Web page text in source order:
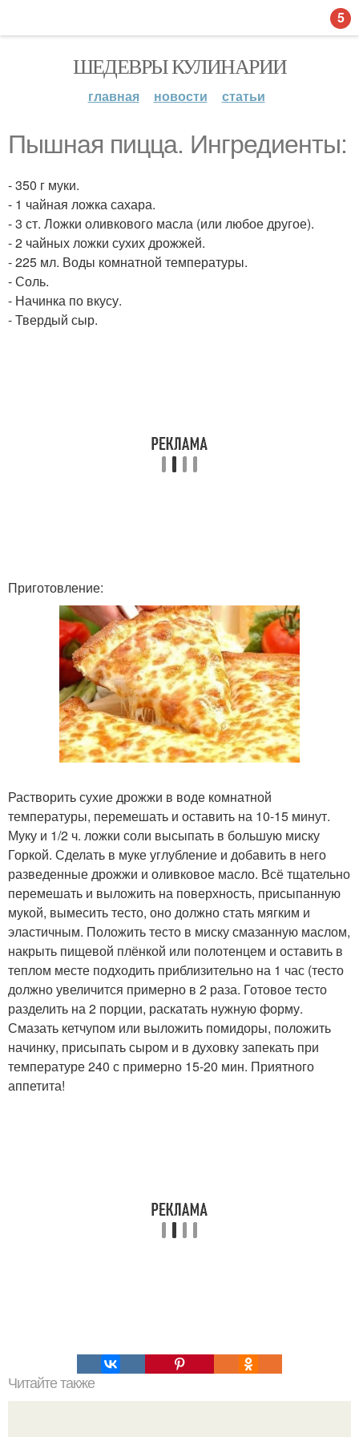
ШЕДЕВРЫ КУЛИНАРИИ
главная новости статьи
Пышная пицца. Ингредиенты:
- 350 г муки.
- 1 чайная ложка сахара.
- 3 ст. Ложки оливкового масла (или любое другое).
- 2 чайных ложки сухих дрожжей.
- 225 мл. Воды комнатной температуры.
- Соль.
- Начинка по вкусу.
- Твердый сыр.
Приготовление:
Растворить сухие дрожжи в воде комнатной
температуры, перемешать и оставить на 10-15 минут.
Муку и 1/2 ч. ложки соли высыпать в большую миску
Горкой. Сделать в муке углубление и добавить в него
разведенные дрожжи и оливковое масло. Всё тщательно
перемешать и выложить на поверхность, присыпанную
мукой, вымесить тесто, оно должно стать мягким и
эластичным. Положить тесто в миску смазанную маслом,
накрыть пищевой плёнкой или полотенцем и оставить в
теплом месте подходить приблизительно на 1 час (тесто
должно увеличится примерно в 2 раза. Готовое тесто
разделить на 2 порции, раскатать нужную форму.
Смазать кетчупом или выложить помидоры, положить
начинку, присыпать сыром и в духовку запекать при
температуре 240 с примерно 15-20 мин. Приятного
аппетита!
Читайте также
5